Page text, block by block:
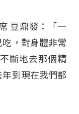
豆鼎發：「一
，對身體非常
斷地去那個精
到現在我們都